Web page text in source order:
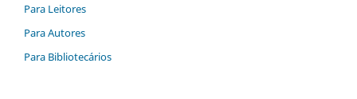
Para Leitores
Para Autores
Para Bibliotecários